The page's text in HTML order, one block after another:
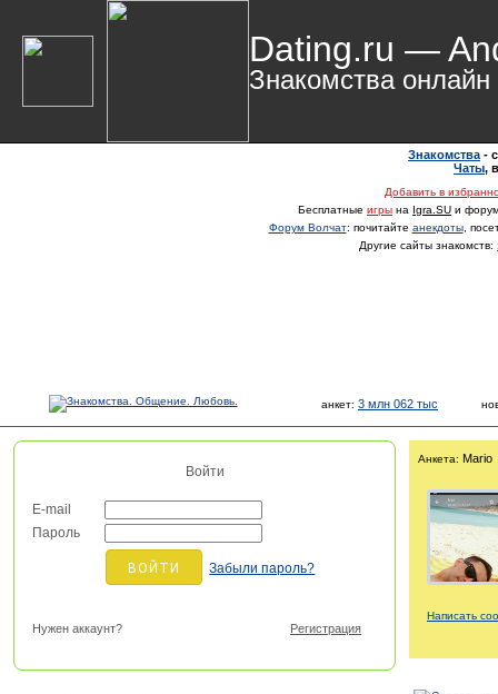
Dating.ru —
Знакомства онлайн
Знакомства -
Чаты,
Добавить в
Бесплатные игры на Igra.SU и
Форум Волчат: почитайте анекдоты,
Другие сайты знакомств:
анкет: 3 млн 062 тыс
Войти
E-mail
Пароль
Забыли пароль?
Нужен аккаунт? Регистрация
Анкета: Mario
Написать